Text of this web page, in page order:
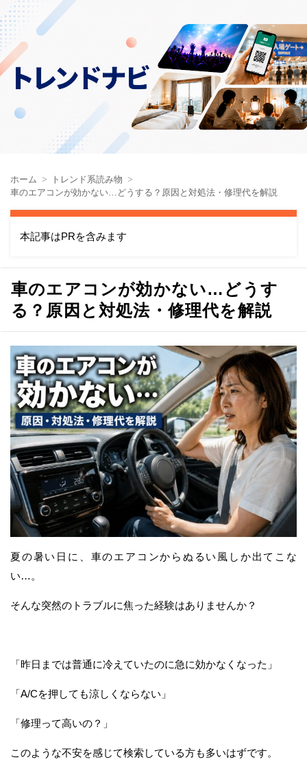
ホーム
トレンド系読み物
車のエアコンが効かない…どうする？原因と対処法・修理代を解説
本記事はPRを含みます
車のエアコンが効かない…どうす
る？原因と対処法・修理代を解説
夏の暑い日に、車のエアコンからぬるい風しか出てこな
い…。
そんな突然のトラブルに焦った経験はありませんか？
「昨日までは普通に冷えていたのに急に効かなくなった」
「A/Cを押しても涼しくならない」
「修理って高いの？」
このような不安を感じて検索している方も多いはずです。